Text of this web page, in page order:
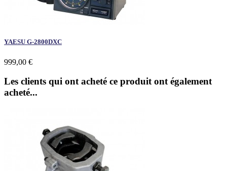
YAESU G-2800DXC
999,00 €
Les clients qui ont acheté ce produit ont également
acheté...